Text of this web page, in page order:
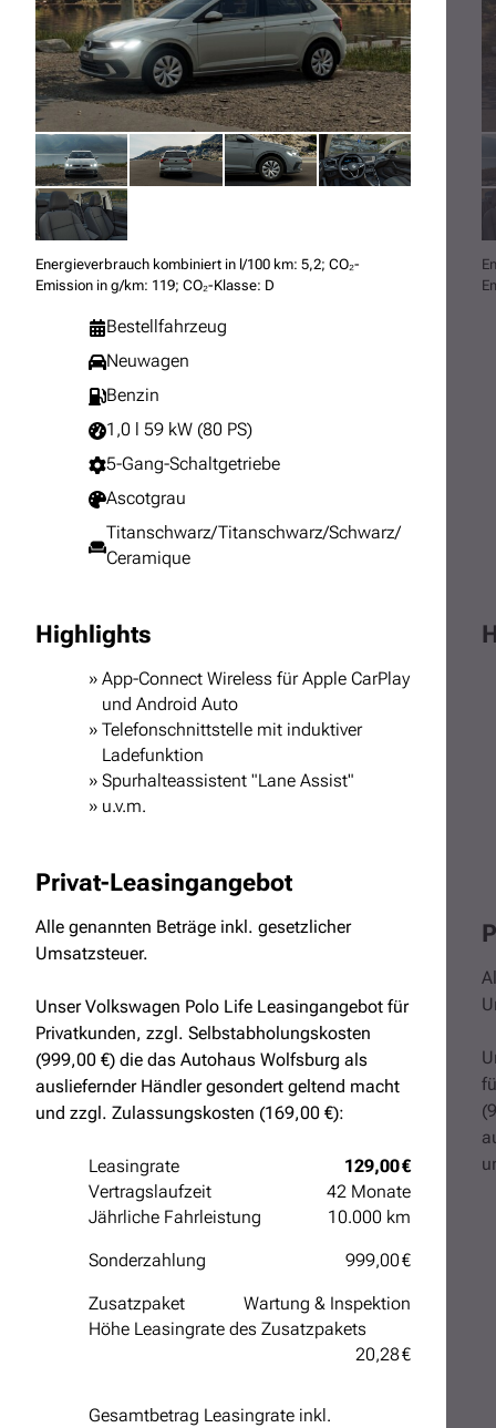
Energieverbrauch kombiniert in l/100 km: 5,2; CO₂-
Emission in g/km: 119; CO₂-Klasse: D
Bestellfahrzeug
Neuwagen
Benzin
1,0 l 59 kW (80 PS)
5-Gang-Schaltgetriebe
Ascotgrau
Titanschwarz/Titanschwarz/Schwarz/
Ceramique
Highlights
App-Connect Wireless für Apple CarPlay
und Android Auto
Telefonschnittstelle mit induktiver
Ladefunktion
Spurhalteassistent "Lane Assist"
u.v.m.
Privat-Leasingangebot
Alle genannten Beträge inkl. gesetzlicher
Umsatzsteuer.
Unser Volkswagen Polo Life Leasingangebot für
Privatkunden, zzgl. Selbstabholungskosten
(999,00 €) die das Autohaus Wolfsburg als
ausliefernder Händler gesondert geltend macht
und zzgl. Zulassungskosten (169,00 €):
Leasingrate
129,00 €
Vertragslaufzeit
42 Monate
Jährliche Fahrleistung
10.000 km
Sonderzahlung 999,00 €
Zusatzpaket
Wartung & Inspektion
Höhe Leasingrate des Zusatzpakets
20,28 €
Gesamtbetrag Leasingrate inkl.